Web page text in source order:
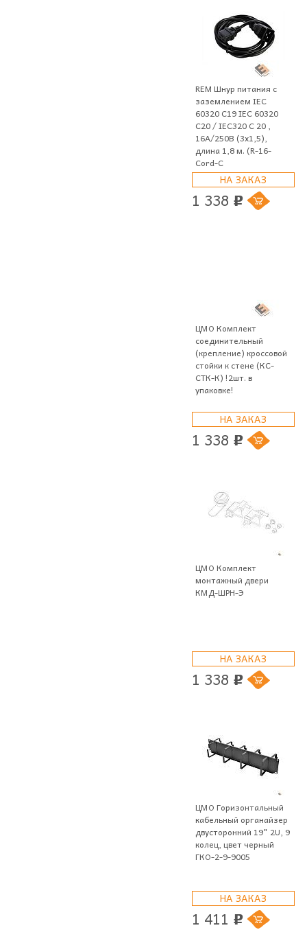
REM Шнур питания с
заземлением IEC
60320 C19 IEC 60320
C20 / IEC320 C 20 ,
16А/250В (3x1,5),
длина 1,8 м. (R-16-
Cord-C
НА ЗАКАЗ
1 338 p
ЦМО Комплект
соединительный
(крепление) кроссовой
стойки к стене (КС-
СТК-К) !2шт. в
упаковке!
НА ЗАКАЗ
1 338 p
ЦМО Комплект
монтажный двери
КМД-ШРН-Э
НА ЗАКАЗ
1 338 p
ЦМО Горизонтальный
кабельный органайзер
двусторонний 19" 2U, 9
колец, цвет черный
ГКО-2-9-9005
НА ЗАКАЗ
1 411 p